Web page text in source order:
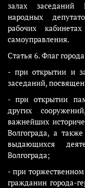
залах заседаний
народных
рабочих
самоуправления.
Статья 6. Флаг
- при открытии и
заседаний,
- при открытии
других
важнейших
Волгограда, а
выдающихся
Волгограда;
- при
гражданин города-